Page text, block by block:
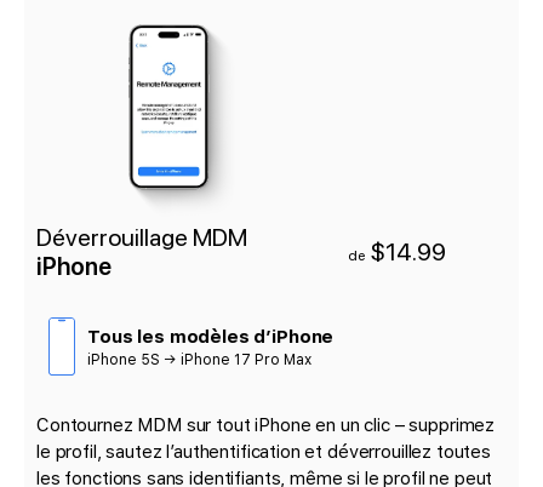
Déverrouillage MDM
iPhone
de $14.99
Tous les modèles d’iPhone
iPhone 5S → iPhone 17 Pro Max
Contournez MDM sur tout iPhone en un clic – supprimez
le profil, sautez l’authentification et déverrouillez toutes
les fonctions sans identifiants, même si le profil ne peut